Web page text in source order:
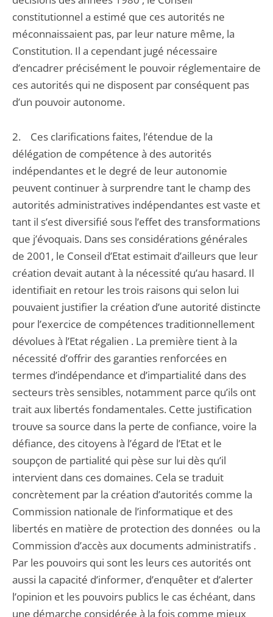
constitutionnel a estimé que ces autorités ne
méconnaissaient pas, par leur nature même, la
Constitution. Il a cependant jugé nécessaire
d’encadrer précisément le pouvoir réglementaire de
ces autorités qui ne disposent par conséquent pas
d’un pouvoir autonome.
2. Ces clarifications faites, l’étendue de la
délégation de compétence à des autorités
indépendantes et le degré de leur autonomie
peuvent continuer à surprendre tant le champ des
autorités administratives indépendantes est vaste et
tant il s’est diversifié sous l’effet des transformations
que j’évoquais. Dans ses considérations générales
de 2001, le Conseil d’Etat estimait d’ailleurs que leur
création devait autant à la nécessité qu’au hasard. Il
identifiait en retour les trois raisons qui selon lui
pouvaient justifier la création d’une autorité distincte
pour l’exercice de compétences traditionnellement
dévolues à l’Etat régalien . La première tient à la
nécessité d’offrir des garanties renforcées en
termes d’indépendance et d’impartialité dans des
secteurs très sensibles, notamment parce qu’ils ont
trait aux libertés fondamentales. Cette justification
trouve sa source dans la perte de confiance, voire la
défiance, des citoyens à l’égard de l’Etat et le
soupçon de partialité qui pèse sur lui dès qu’il
intervient dans ces domaines. Cela se traduit
concrètement par la création d’autorités comme la
Commission nationale de l’informatique et des
libertés en matière de protection des données ou la
Commission d’accès aux documents administratifs .
Par les pouvoirs qui sont les leurs ces autorités ont
aussi la capacité d’informer, d’enquêter et d’alerter
l’opinion et les pouvoirs publics le cas échéant, dans
une démarche considérée à la fois comme mieux